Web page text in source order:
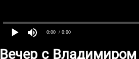
0:00 / 0:00
Вечер с